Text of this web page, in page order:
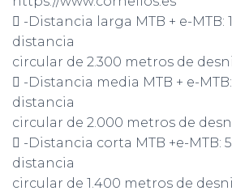
 -Distancia larga MTB + e-MTB:
distancia
circular de 2.300 metros de
 -Distancia media MTB + e-
distancia
circular de 2.000 metros de
 -Distancia corta MTB +e-MTB:
distancia
circular de 1.400 metros de